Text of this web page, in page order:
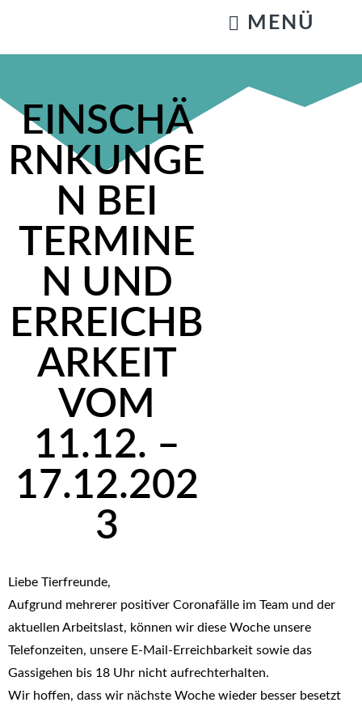
EINSCHÄ
RNKUNGE
N BEI
TERMINE
N UND
ERREICHB
ARKEIT
VOM
11.12. –
17.12.202
3
Liebe Tierfreunde,
Aufgrund mehrerer positiver Coronafälle im Team und der
aktuellen Arbeitslast, können wir diese Woche unsere
Telefonzeiten, unsere E-Mail-Erreichbarkeit sowie das
Gassigehen bis 18 Uhr nicht aufrechterhalten.
Wir hoffen, dass wir nächste Woche wieder besser besetzt